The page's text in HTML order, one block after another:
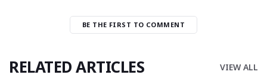
BE THE FIRST TO COMMENT
RELATED ARTICLES VIEW ALL